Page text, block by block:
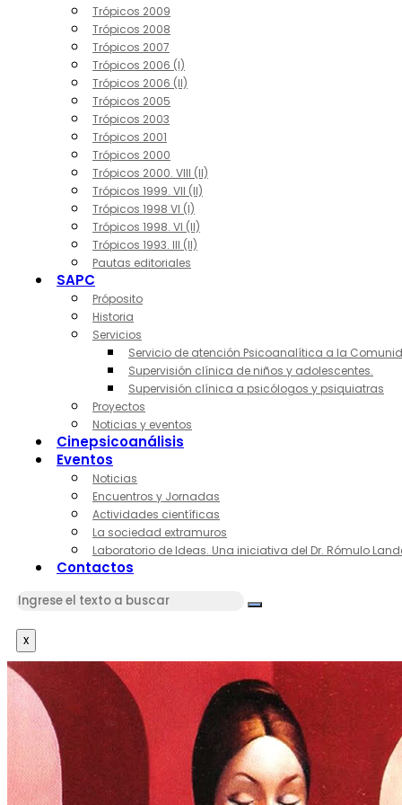
Trópicos 2009
Trópicos 2008
Trópicos 2007
Trópicos 2006 (I)
Trópicos 2006 (II)
Trópicos 2005
Trópicos 2003
Trópicos 2001
Trópicos 2000
Trópicos 2000. VIII (II)
Trópicos 1999. VII (II)
Trópicos 1998 VI (I)
Trópicos 1998. VI (II)
Trópicos 1993. III (II)
Pautas editoriales
SAPC
Próposito
Historia
Servicios
Servicio de atención Psicoanalítica a la
Supervisión clínica de niños y adolescentes.
Supervisión clínica a psicólogos y psiquiatras
Proyectos
Noticias y eventos
Cinepsicoanálisis
Eventos
Noticias
Encuentros y Jornadas
Actividades científicas
La sociedad extramuros
Laboratorio de Ideas. Una iniciativa del Dr. Rómulo
Contactos
x